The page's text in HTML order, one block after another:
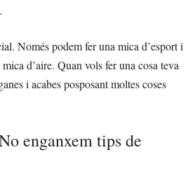
Només podem fer una mica d’esport i
d’aire. Quan vols fer una cosa teva
i acabes posposant moltes coses
enganxem tips de